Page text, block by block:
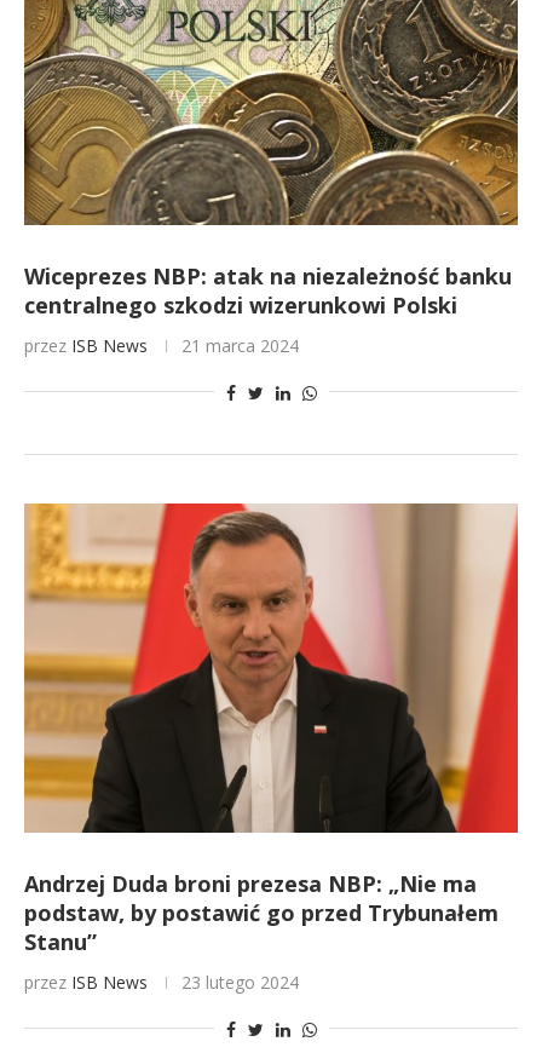
Wiceprezes NBP: atak na niezależność banku
centralnego szkodzi wizerunkowi Polski
przez ISB News 21 marca 2024
Andrzej Duda broni prezesa NBP: „Nie ma
podstaw, by postawić go przed Trybunałem
Stanu”
przez ISB News 23 lutego 2024